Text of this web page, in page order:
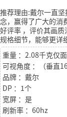
推荐理由:戴尔一直
念，赢得了广大的消
好评率 ，评价其画
规格细节，能够更详
重量 ：2.08千克仅
品牌 ：戴尔
DP ：1个
宽屏 ：是
刷新率 ：60hz